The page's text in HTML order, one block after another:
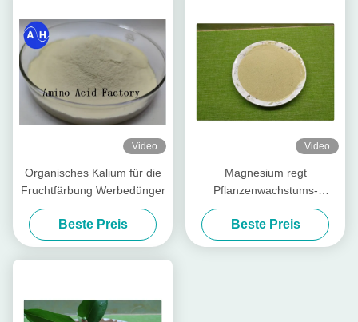
Video
Organisches Kalium für die
Fruchtfärbung Werbedünger
Beste Preis
Video
Magnesium regt
Pflanzenwachstums-
Aminosäure chelierte
Mineralien für Blatt-
organisches Düngemittel an
Beste Preis